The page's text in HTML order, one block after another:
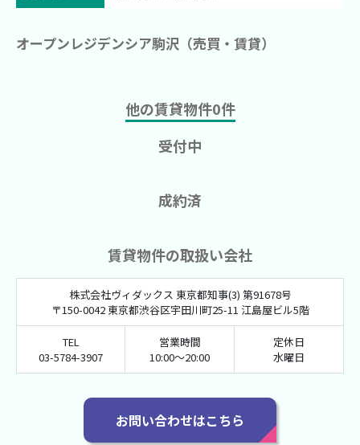
オープンレジデンシア駒沢（売買・賃貸）
他の賃貸物件0件
受付中
成約済
賃貸物件の取扱い会社
株式会社ヴィダックス 東京都知事(3) 第91678号
〒150-0042 東京都渋谷区宇田川町25-11 江島屋ビル5階
TEL
03-5784-3907
営業時間
10:00～20:00
定休日
水曜日
お問い合わせはこちら